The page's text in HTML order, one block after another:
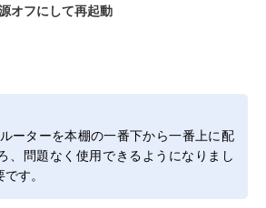
オフにして再起動
ーターを本棚の一番下から一番上に配
、問題なく使用できるようになりまし
す。